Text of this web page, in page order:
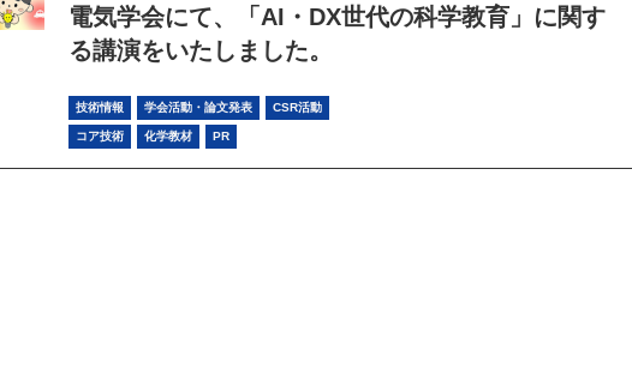
電気学会にて、「AI・DX世代の科学教育」に関す
る講演をいたしました。
技術情報 学会活動・論文発表 CSR活動
コア技術 化学教材 PR